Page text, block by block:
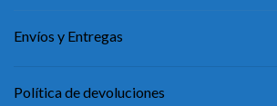
Envíos y Entregas
Política de devoluciones